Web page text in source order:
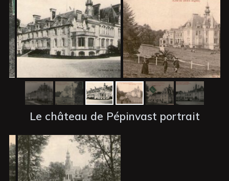
Le château de Pépinvast portrait